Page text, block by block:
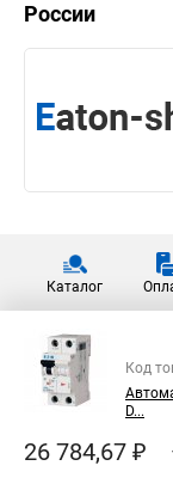
России
Каталог
Код
D...
26 784,67 ₽